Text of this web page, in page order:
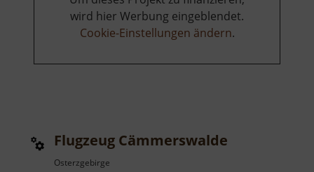
wird hier Werbung eingeblendet.
Cookie-Einstellungen ändern.
Flugzeug Cämmerswalde
Osterzgebirge